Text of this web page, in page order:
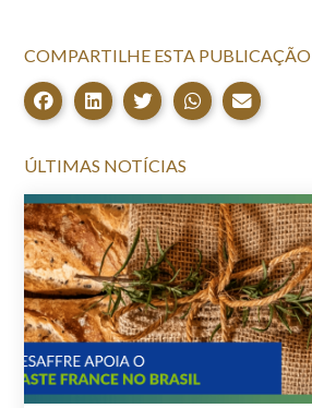
COMPARTILHE ESTA PUBLICAÇÃO
ÚLTIMAS NOTÍCIAS